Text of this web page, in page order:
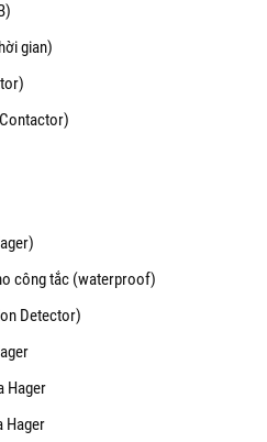
gian)
công tắc (waterproof)
Detector)
Hager
Hager